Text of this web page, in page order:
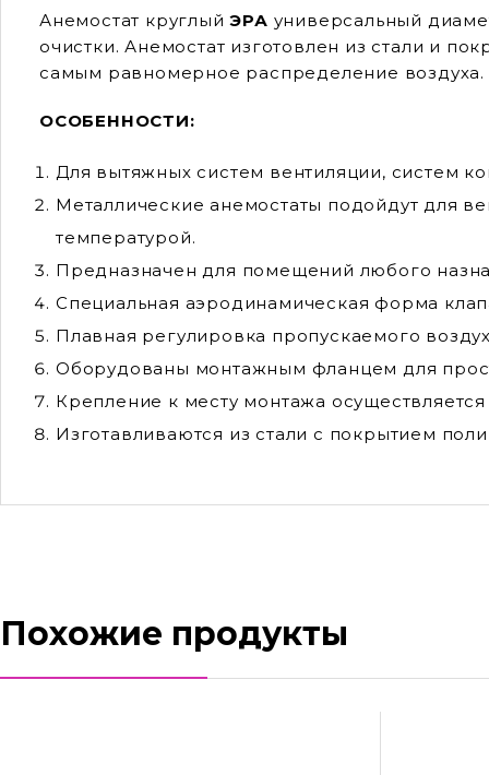
Анемостат круглыйЭРА универсальный
очистки. Анемостат изготовлен из стали и
самым равномерное распределение
ОСОБЕННОСТИ:
Для вытяжных систем вентиляции, систем
Металлические анeмостаты подойдут для
температурой.
Предназначен для помещений любого
Специальная аэродинамическая форма
Плавная регулировка пропускаемого
Оборудованы монтажным фланцем для
Крепление к месту монтажа
Изготавливаются из стали с покрытием
Похожие продукты